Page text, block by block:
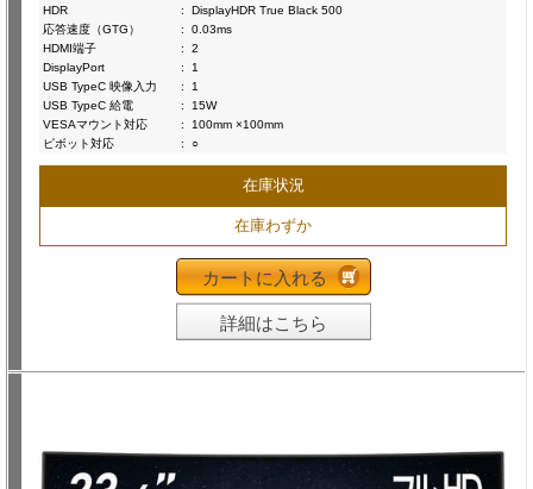
HDR
:
DisplayHDR True Black 500
応答速度（GTG）
:
0.03ms
HDMI端子
:
2
DisplayPort
:
1
USB TypeC 映像入力
:
1
USB TypeC 給電
:
15W
VESAマウント対応
:
100mm ×100mm
ピボット対応
: ○
在庫状況
在庫わずか
カートに入れる
詳細はこちら